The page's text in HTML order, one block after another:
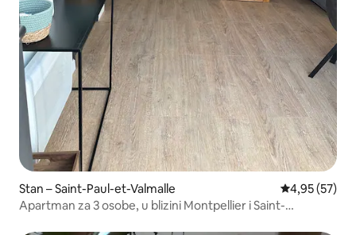
Stan – Saint-Paul-et-Valmalle Prosječna
4,95 (57)
Apartman za 3 osobe, u blizini Montpellier i Saint-